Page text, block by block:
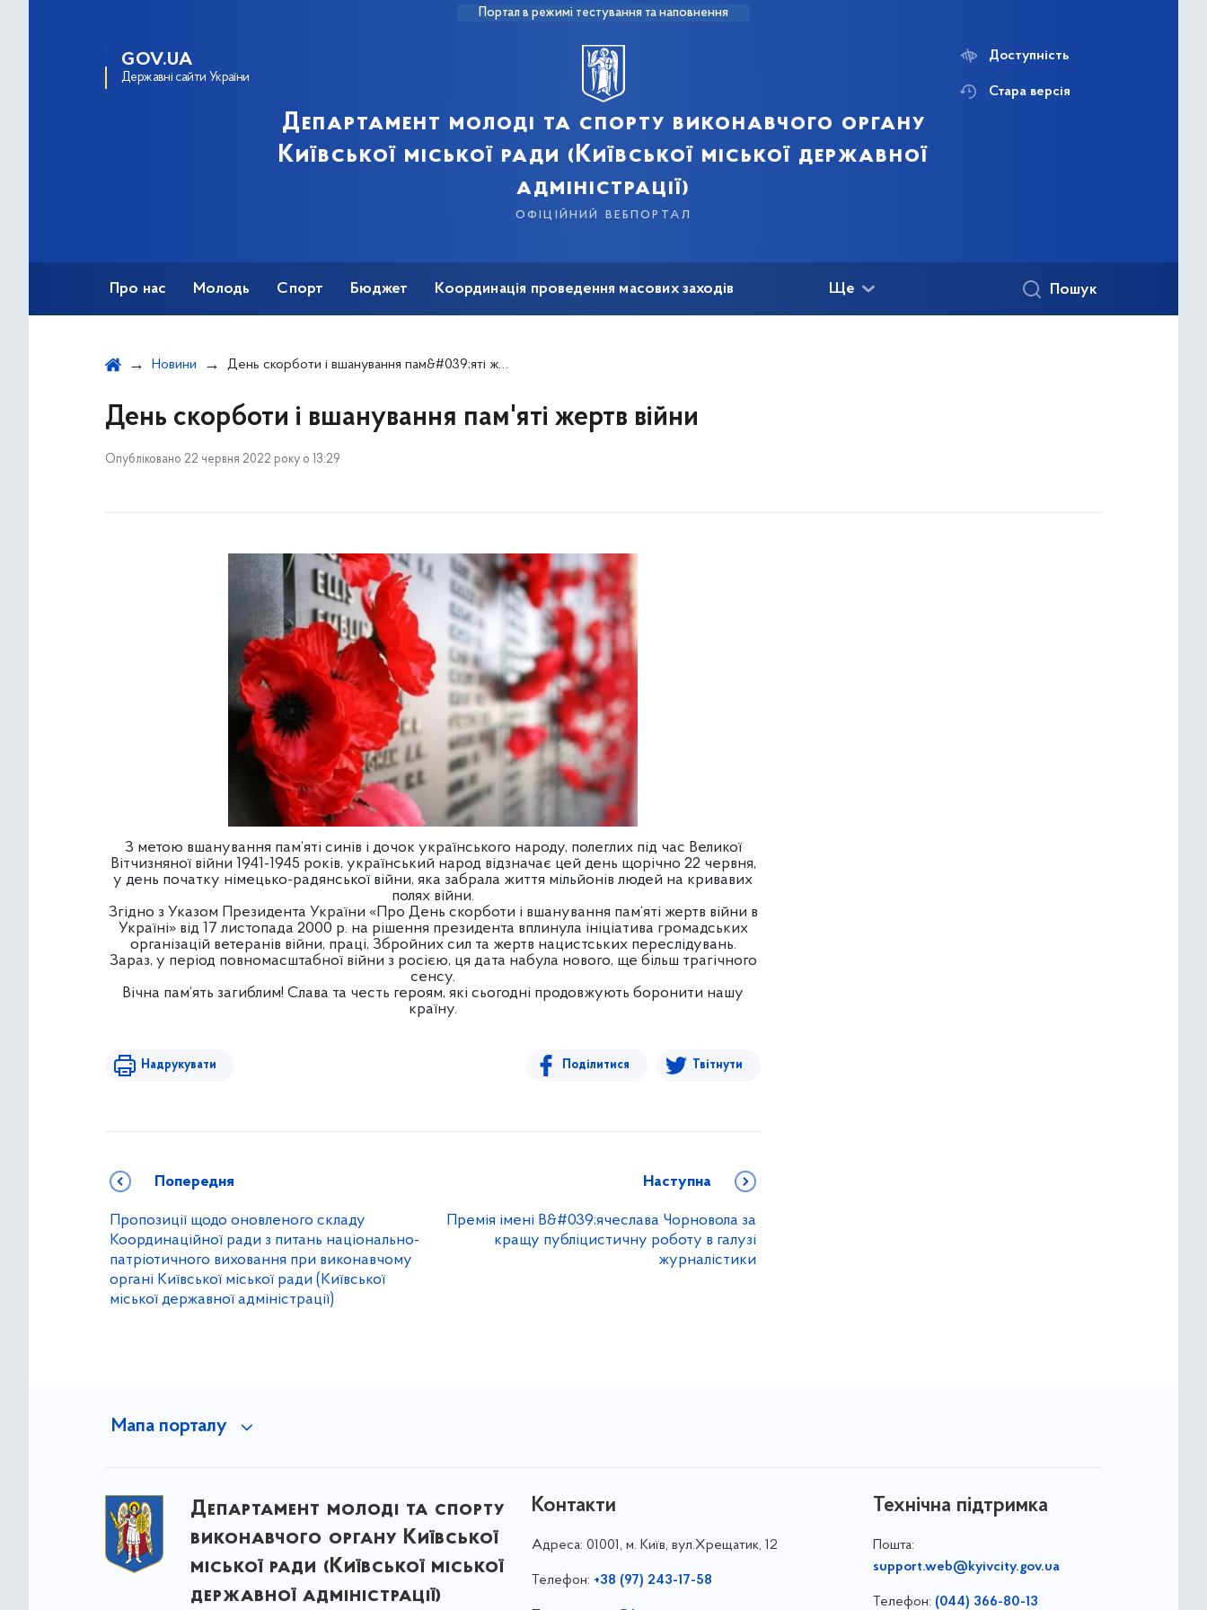
Портал в режимі тестування та наповнення
GOV.UA
Державні сайти України
Департамент молоді та спорту виконавчого органу
Київської міської ради (Київської міської державної
адміністрації)
офіційний вебпортал
Доступність
Стара версія
Про нас Молодь Спорт Бюджет Координація проведення масових заходів Ще Пошук
Новини День скорботи і вшанування пам&#039;яті жертв війни
День скорботи і вшанування пам'яті жертв війни
Опубліковано 22 червня 2022 року о 13:29
З метою вшанування пам‘яті синів і дочок українського народу, полеглих під час Великої
Вітчизняної війни 1941-1945 років, український народ відзначає цей день щорічно 22 червня,
у день початку німецько-радянської війни, яка забрала життя мільйонів людей на кривавих
полях війни.
Згідно з Указом Президента України «Про День скорботи і вшанування пам‘яті жертв війни в
Україні» від 17 листопада 2000 р. на рішення президента вплинула ініціатива громадських
організацій ветеранів війни, праці, Збройних сил та жертв нацистських переслідувань.
Зараз, у період повномасштабної війни з росією, ця дата набула нового, ще більш трагічного
сенсу.
Вічна пам‘ять загиблим! Слава та честь героям, які сьогодні продовжують боронити нашу
країну.
Надрукувати Поділитися Твітнути
Попередня
Пропозиції щодо оновленого складу
Координаційної ради з питань національно-
патріотичного виховання при виконавчому
органі Київської міської ради (Київської
міської державної адміністрації)
Наступна
Премія імені В&#039;ячеслава Чорновола за
кращу публіцистичну роботу в галузі
журналістики
Мапа порталу
Департамент молоді та спорту
виконавчого органу Київської
міської ради (Київської міської
державної адміністрації)
Контакти
Адреса: 01001, м. Київ, вул.Хрещатик, 12
Телефон: +38 (97) 243-17-58
Технічна підтримка
Пошта:
support.web@kyivcity.gov.ua
Телефон: (044) 366-80-13